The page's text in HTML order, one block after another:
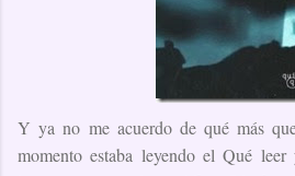
Y ya no me acuerdo de qué más
momento estaba leyendo el Qué